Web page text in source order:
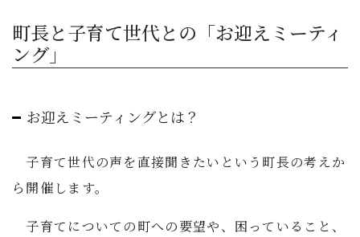
観光
子育て・教育
移住・定住
町長と子育て世代との「お迎えミーティ
ング」
お迎えミーティングとは？
子育て世代の声を直接聞きたいという 町長の考えか
ら開催します。
子育てについての町への要望や、困っていること、